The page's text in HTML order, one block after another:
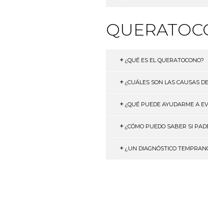
¿QUÉ ES EL QUERATOCONO?
¿CUÁLES SON LAS CAUSAS
¿QUÉ PUEDE AYUDARME A
¿CÓMO PUEDO SABER SI
¿UN DIAGNÓSTICO